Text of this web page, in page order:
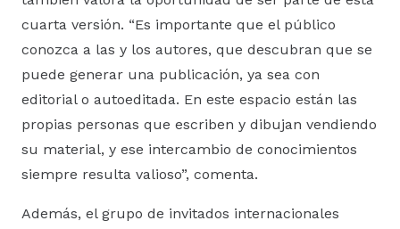
cuarta versión. “Es importante que el público
conozca a las y los autores, que descubran que se
puede generar una publicación, ya sea con
editorial o autoeditada. En este espacio están las
propias personas que escriben y dibujan vendiendo
su material, y ese intercambio de conocimientos
siempre resulta valioso”, comenta.
Además, el grupo de invitados internacionales